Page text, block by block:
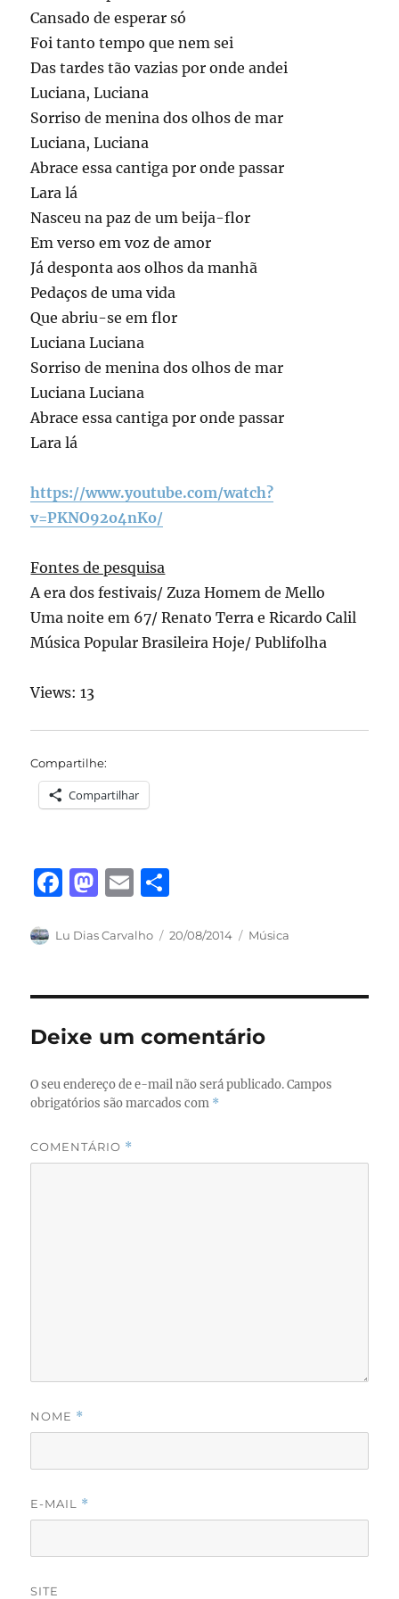
Cansado de esperar só
Foi tanto tempo que nem sei
Das tardes tão vazias por onde andei
Luciana, Luciana
Sorriso de menina dos olhos de mar
Luciana, Luciana
Abrace essa cantiga por onde passar
Lara lá
Nasceu na paz de um beija-flor
Em verso em voz de amor
Já desponta aos olhos da manhã
Pedaços de uma vida
Que abriu-se em flor
Luciana Luciana
Sorriso de menina dos olhos de mar
Luciana Luciana
Abrace essa cantiga por onde passar
Lara lá
https://www.youtube.com/watch?
v=PKNO92o4nKo/
Fontes de pesquisa
A era dos festivais/ Zuza Homem de Mello
Uma noite em 67/ Renato Terra e Ricardo Calil
Música Popular Brasileira Hoje/ Publifolha
Views: 13
Compartilhe:
Compartilhar
F
c
b
o
o
k
M
st
d
o
n
E
ai a
Autor
Lu Dias Carvalho
Publicado
20/08/2014 Categorias
Música
Deixe um comentário
O seu endereço de e-mail não será publicado. Campos
obrigatórios são marcados com *
COMENTÁRIO *
NOME *
E-MAIL *
SITE